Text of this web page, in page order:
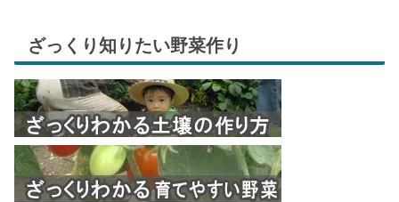
ざっくり知りたい野菜作り